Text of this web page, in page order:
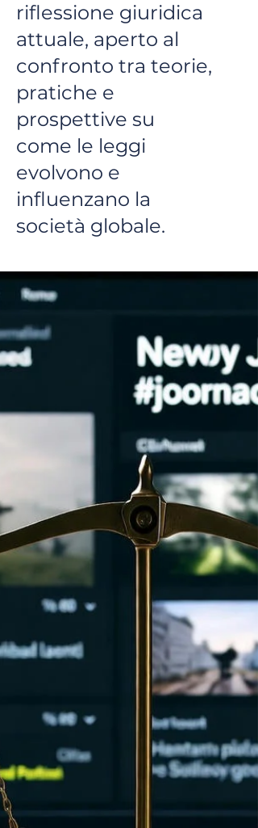
riflessione giuridica
attuale, aperto al
confronto tra teorie,
pratiche e
prospettive su
come le leggi
evolvono e
influenzano la
società globale.